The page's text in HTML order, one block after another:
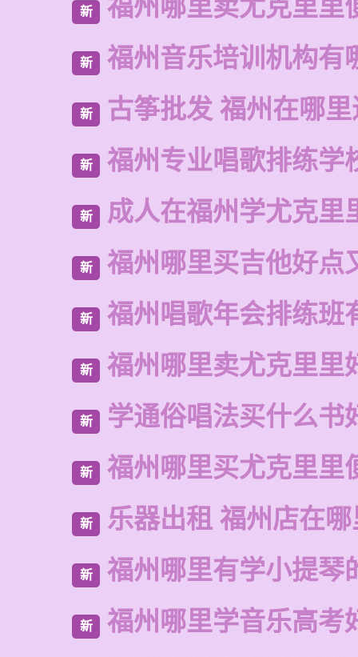
新 福州哪里卖尤克里里
新 福州音乐培训机构有
新 古筝批发 福州在哪
新 福州专业唱歌排练学
新 成人在福州学尤克里
新 福州哪里买吉他好点
新 福州唱歌年会排练班
新 福州哪里卖尤克里里
新 学通俗唱法买什么书
新 福州哪里买尤克里里
新 乐器出租 福州店在
新 福州哪里有学小提琴
新 福州哪里学音乐高考